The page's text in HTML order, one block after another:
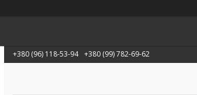
+380 (96) 118-53-94 +380 (99) 782-69-62